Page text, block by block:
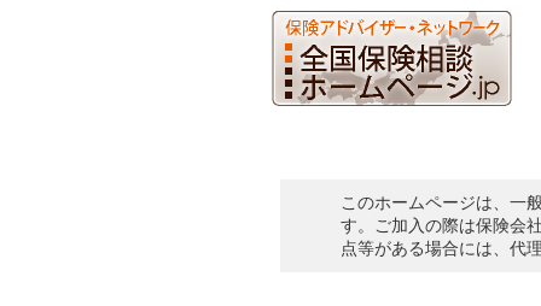
このホームページは、一
す。ご加入の際は保険会
点等がある場合には、代